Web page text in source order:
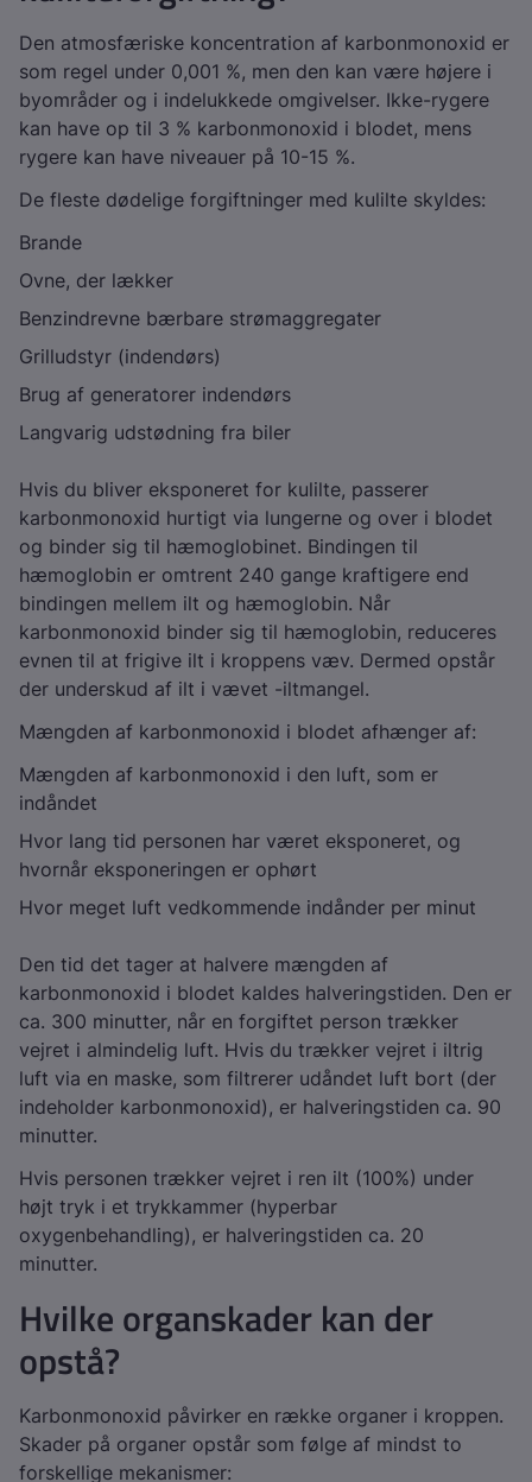
Den atmosfæriske koncentration af karbonmonoxid er
som regel under 0,001 %, men den kan være højere i
byområder og i indelukkede omgivelser. Ikke-rygere
kan have op til 3 % karbonmonoxid i blodet, mens
rygere kan have niveauer på 10-15 %.
De fleste dødelige forgiftninger med kulilte skyldes:
Brande
Ovne, der lækker
Benzindrevne bærbare strømaggregater
Grilludstyr (indendørs)
Brug af generatorer indendørs
Langvarig udstødning fra biler
Hvis du bliver eksponeret for kulilte, passerer
karbonmonoxid hurtigt via lungerne og over i blodet
og binder sig til hæmoglobinet. Bindingen til
hæmoglobin er omtrent 240 gange kraftigere end
bindingen mellem ilt og hæmoglobin. Når
karbonmonoxid binder sig til hæmoglobin, reduceres
evnen til at frigive ilt i kroppens væv. Dermed opstår
der underskud af ilt i vævet -iltmangel.
Mængden af karbonmonoxid i blodet afhænger af:
Mængden af karbonmonoxid i den luft, som er
indåndet
Hvor lang tid personen har været eksponeret, og
hvornår eksponeringen er ophørt
Hvor meget luft vedkommende indånder per minut
Den tid det tager at halvere mængden af
karbonmonoxid i blodet kaldes halveringstiden. Den er
ca. 300 minutter, når en forgiftet person trækker
vejret i almindelig luft. Hvis du trækker vejret i iltrig
luft via en maske, som filtrerer udåndet luft bort (der
indeholder karbonmonoxid), er halveringstiden ca. 90
minutter.
Hvis personen trækker vejret i ren ilt (100%) under
højt tryk i et trykkammer (hyperbar
oxygenbehandling), er halveringstiden ca. 20
minutter.
Hvilke organskader kan der
opstå?
Karbonmonoxid påvirker en række organer i kroppen.
Skader på organer opstår som følge af mindst to
forskellige mekanismer: